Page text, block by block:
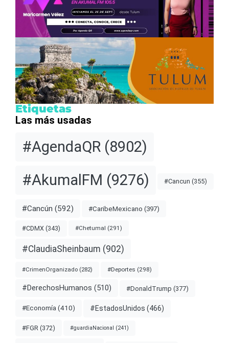
Etiquetas
Las más usadas
#AgendaQR (8902)
#AkumalFM (9276) #Cancun (355)
#Cancún (592) #CaribeMexicano (397)
#CDMX (343) #Chetumal (291)
#ClaudiaSheinbaum (902)
#CrimenOrganizado (282) #Deportes (298)
#DerechosHumanos (510) #DonaldTrump (377)
#Economía (410) #EstadosUnidos (466)
#FGR (372) #guardiaNacional (241)